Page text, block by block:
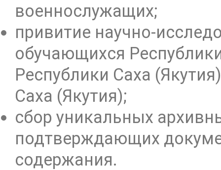
военнослужащих;
привитие научно-
обучающихся
Республики Саха
Саха (Якутия);
сбор уникальных
подтверждающих
содержания.